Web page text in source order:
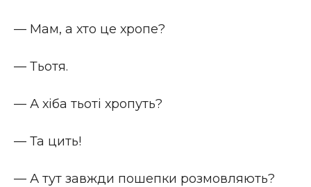
— Мам, а хто це хропе?
— Тьотя.
— А хіба тьоті хропуть?
— Та цить!
— А тут завжди пошепки розмовляють?